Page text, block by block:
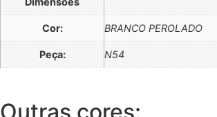
Cor: BRANCO PEROLADO
Peça: N54
Outras cores: